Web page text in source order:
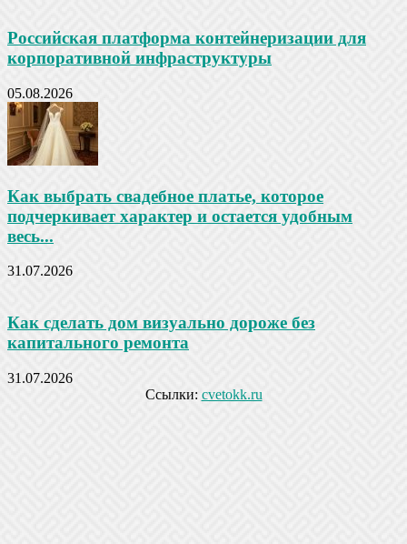
Российская платформа контейнеризации для
корпоративной инфраструктуры
05.08.2026
Как выбрать свадебное платье, которое
подчеркивает характер и остается удобным
весь...
31.07.2026
Как сделать дом визуально дороже без
капитального ремонта
31.07.2026
Ссылки: cvetokk.ru